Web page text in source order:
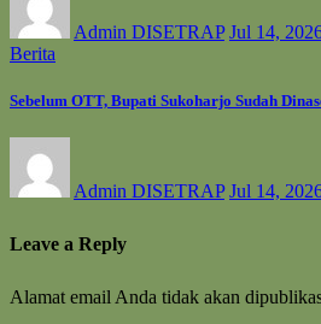
Admin DISETRAP Jul 14,
Berita
Sebelum OTT, Bupati Sukoharjo Sudah
Admin DISETRAP Jul 14,
Leave a Reply
Alamat email Anda tidak akan